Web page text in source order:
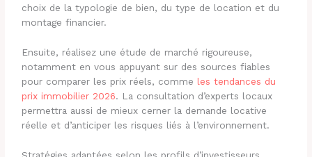
choix de la typologie de bien, du type de location et du
montage financier.
Ensuite, réalisez une étude de marché rigoureuse,
notamment en vous appuyant sur des sources fiables
pour comparer les prix réels, comme les tendances du
prix immobilier 2026. La consultation d’experts locaux
permettra aussi de mieux cerner la demande locative
réelle et d’anticiper les risques liés à l’environnement.
Stratégies adaptées selon les profils d’investisseurs